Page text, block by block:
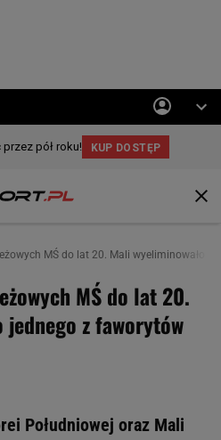
MŚ do lat 20. Mali wyeliminowało
MŚ do lat 20.
jednego z faworytów
Południowej oraz Mali